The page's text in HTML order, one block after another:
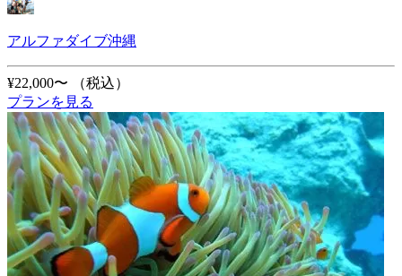
アルファダイブ沖縄
¥22,000〜
（税込）
プランを見る